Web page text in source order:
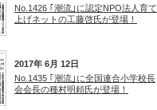
No.1426 ｢潮流｣に認定NPO法人育て
上げネットの工藤啓氏が登場！
2017年 6月 12日
No.1435 ｢潮流｣に全国連合小学校長
会会長の種村明頼氏が登場！